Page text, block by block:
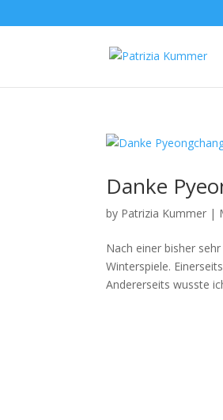
Danke
by Patrizia Kummer |
Nach einer bisher
Winterspiele.
Andererseits wusste